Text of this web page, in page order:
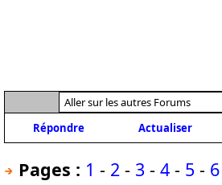
Répondre
Actualiser
Pages : 1 - 2 - 3 - 4 - 5 - 6